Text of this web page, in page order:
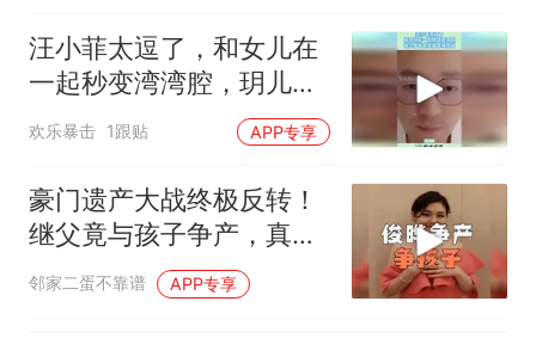
制裁瓜子饺子，美国怕什
么？
汪小菲太逗了，和女儿在
一起秒变湾湾腔，玥儿看
爸爸直播要凑热闹
欢乐暴击 1跟贴 APP专享
豪门遗产大战终极反转！
继父竟与孩子争产，真相
太炸裂！
邻家二蛋不靠谱 APP专享